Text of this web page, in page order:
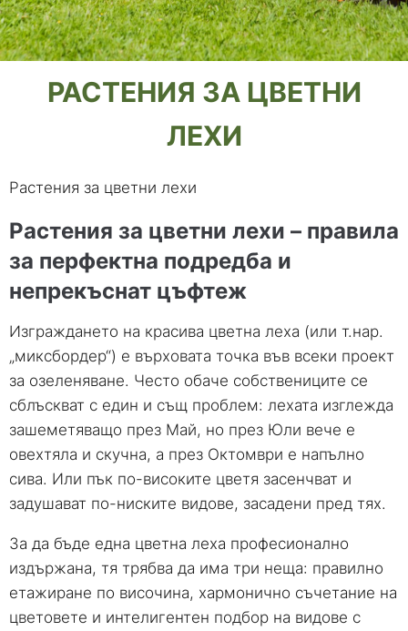
РАСТЕНИЯ ЗА ЦВЕТНИ
ЛЕХИ
Растения за цветни лехи
Растения за цветни лехи – правила
за перфектна подредба и
непрекъснат цъфтеж
Изграждането на красива цветна леха (или т.нар.
„миксбордер“) е върховата точка във всеки проект
за озеленяване. Често обаче собствениците се
сблъскват с един и същ проблем: лехата изглежда
зашеметяващо през Май, но през Юли вече е
овехтяла и скучна, а през Октомври е напълно
сива. Или пък по-високите цветя засенчват и
задушават по-ниските видове, засадени пред тях.
За да бъде една цветна леха професионално
издържана, тя трябва да има три неща: правилно
етажиране по височина, хармонично съчетание на
цветовете и интелигентен подбор на видове с